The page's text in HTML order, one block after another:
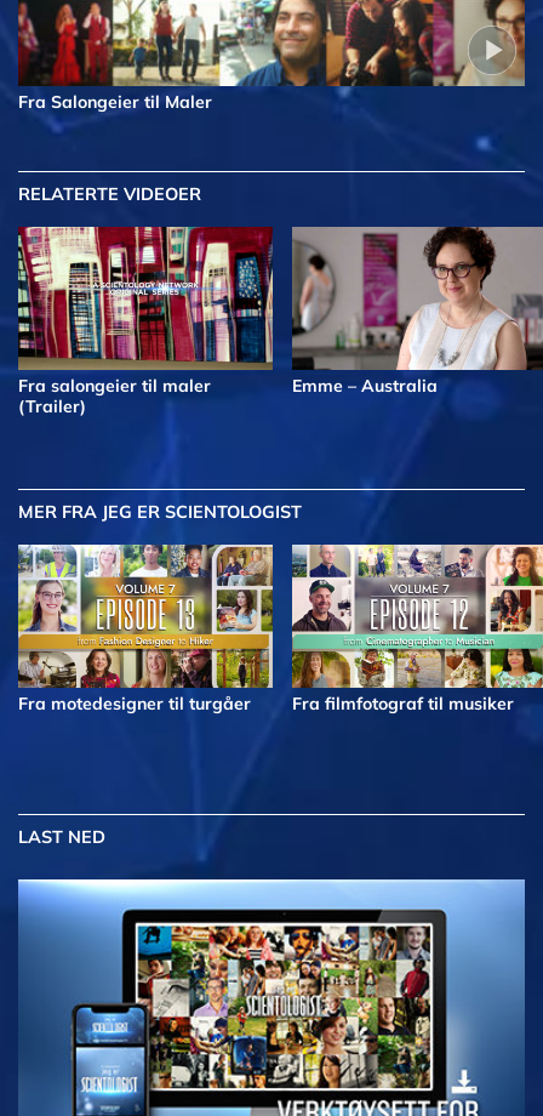
Fra Salongeier til Maler
RELATERTE VIDEOER
Fra salongeier til maler
(Trailer)
Emme – Australia
MER FRA JEG ER SCIENTOLOGIST
Fra motedesigner til turgåer Fra filmfotograf til musiker
LAST NED